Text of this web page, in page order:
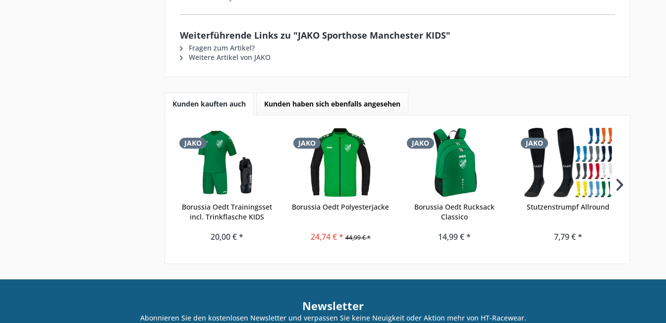
Weiterführende Links zu "JAKO Sporthose Manchester KIDS"
Fragen zum Artikel?
Weitere Artikel von JAKO
Kunden kauften auch Kunden haben sich ebenfalls angesehen
JAKO
Borussia Oedt Trainingsset
incl. Trinkflasche KIDS
20,00 € *
JAKO
Borussia Oedt Polyesterjacke
24,74 € * 44,99 € *
JAKO
Borussia Oedt Rucksack
Classico
14,99 € *
JAKO
Stutzenstrumpf Allround
7,79 € *
Newsletter
Abonnieren Sie den kostenlosen Newsletter und verpassen Sie keine Neuigkeit oder Aktion mehr von HT-Racewear.